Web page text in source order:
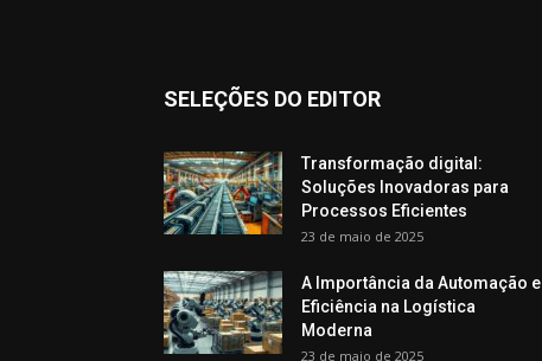
SELEÇÕES DO EDITOR
Transformação digital:
Soluções Inovadoras para
Processos Eficientes
23 de maio de 2025
A Importância da Automação e
Eficiência na Logística
Moderna
23 de maio de 2025